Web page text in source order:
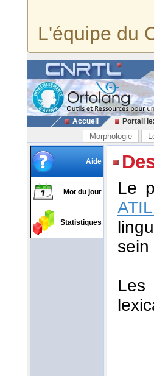
L'équipe du
Accueil Portail
Morphologie
Aide
Mot du jour
Statistiques
Le
sein
Les